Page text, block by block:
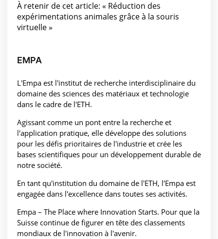
À retenir de cet article: « Réduction des
expérimentations animales grâce à la souris
virtuelle »
EMPA
L'Empa est l'institut de recherche interdisciplinaire du
domaine des sciences des matériaux et technologie
dans le cadre de l'ETH.
Agissant comme un pont entre la recherche et
l'application pratique, elle développe des solutions
pour les défis prioritaires de l'industrie et crée les
bases scientifiques pour un développement durable de
notre société.
En tant qu'institution du domaine de l'ETH, l'Empa est
engagée dans l'excellence dans toutes ses activités.
Empa – The Place where Innovation Starts. Pour que la
Suisse continue de figurer en tête des classements
mondiaux de l'innovation à l'avenir.